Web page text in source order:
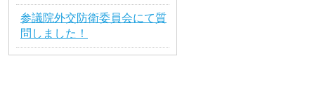
参議院外交防衛委員会にて質
問しました！